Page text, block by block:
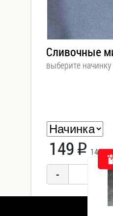
Компания
Доставка
Акции
Отзывы
ежедневно:
Сливочные
выберите начинку
149 i 140 гр.